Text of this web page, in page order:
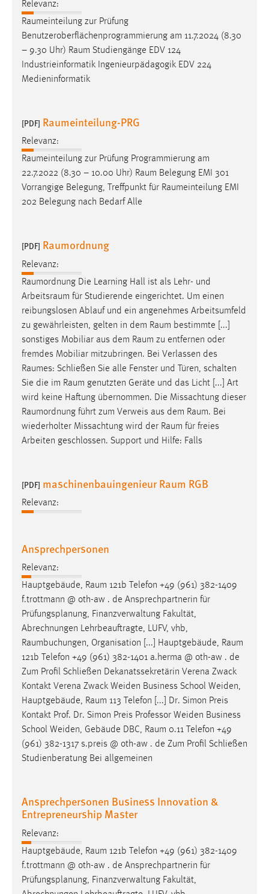
Relevanz:
Raumeinteilung zur Prüfung
Benutzeroberflächenprogrammierung am 11.7.2024 (8.30
– 9.30 Uhr) Raum Studiengänge EDV 124
Industrieinformatik Ingenieurpädagogik EDV 224
Medieninformatik
[PDF] Raumeinteilung-PRG
Relevanz:
Raumeinteilung zur Prüfung Programmierung am
22.7.2022 (8.30 – 10.00 Uhr) Raum Belegung EMI 301
Vorrangige Belegung, Treffpunkt für Raumeinteilung EMI
202 Belegung nach Bedarf Alle
[PDF] Raumordnung
Relevanz:
Raumordnung Die Learning Hall ist als Lehr- und
Arbeitsraum für Studierende eingerichtet. Um einen
reibungslosen Ablauf und ein angenehmes Arbeitsumfeld
zu gewährleisten, gelten in dem Raum bestimmte [...]
sonstiges Mobiliar aus dem Raum zu entfernen oder
fremdes Mobiliar mitzubringen. Bei Verlassen des
Raumes: Schließen Sie alle Fenster und Türen, schalten
Sie die im Raum genutzten Geräte und das Licht [...] Art
wird keine Haftung übernommen. Die Missachtung dieser
Raumordnung führt zum Verweis aus dem Raum. Bei
wiederholter Missachtung wird der Raum für freies
Arbeiten geschlossen. Support und Hilfe: Falls
[PDF] maschinenbauingenieur Raum RGB
Relevanz:
Ansprechpersonen
Relevanz:
Hauptgebäude, Raum 121b Telefon +49 (961) 382-1409
f.trottmann @ oth-aw . de Ansprechpartnerin für
Prüfungsplanung, Finanzverwaltung Fakultät,
Abrechnungen Lehrbeauftragte, LUFV, vhb,
Raumbuchungen, Organisation [...] Hauptgebäude, Raum
121b Telefon +49 (961) 382-1401 a.herma @ oth-aw . de
Zum Profil Schließen Dekanatssekretärin Verena Zwack
Kontakt Verena Zwack Weiden Business School Weiden,
Hauptgebäude, Raum 113 Telefon [...] Dr. Simon Preis
Kontakt Prof. Dr. Simon Preis Professor Weiden Business
School Weiden, Gebäude DBC, Raum 0.11 Telefon +49
(961) 382-1317 s.preis @ oth-aw . de Zum Profil Schließen
Studienberatung Bei allgemeinen
Ansprechpersonen Business Innovation &
Entrepreneurship Master
Relevanz:
Hauptgebäude, Raum 121b Telefon +49 (961) 382-1409
f.trottmann @ oth-aw . de Ansprechpartnerin für
Prüfungsplanung, Finanzverwaltung Fakultät,
EXTERNE MEDIEN
Um Inhalte von Videoplattformen und Social Media
Plattformen anzeigen zu können, werden von diesen
externen Medien Cookies gesetzt.
YouTube
Vimeo